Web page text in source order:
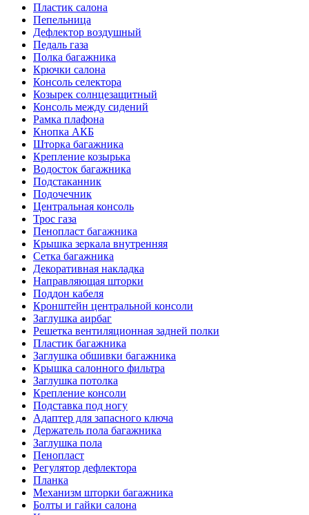
Пластик салона
Пепельница
Дефлектор воздушный
Педаль газа
Полка багажника
Крючки салона
Консоль селектора
Козырек солнцезащитный
Консоль между сидений
Рамка плафона
Кнопка АКБ
Шторка багажника
Крепление козырька
Водосток багажника
Подстаканник
Подочечник
Центральная консоль
Трос газа
Пенопласт багажника
Крышка зеркала внутренняя
Сетка багажника
Декоративная накладка
Направляющая шторки
Поддон кабеля
Кронштейн центральной консоли
Заглушка аирбаг
Решетка вентиляционная задней полки
Пластик багажника
Заглушка обшивки багажника
Крышка салонного фильтра
Заглушка потолка
Крепление консоли
Подставка под ногу
Адаптер для запасного ключа
Держатель пола багажника
Заглушка пола
Пенопласт
Регулятор дефлектора
Планка
Механизм шторки багажника
Болты и гайки салона